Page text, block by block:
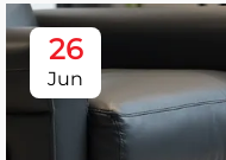
26
Jun